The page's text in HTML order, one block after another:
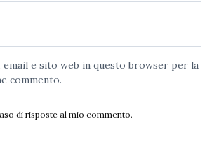
email e sito web in questo browser per la
commento.
di risposte al mio commento.